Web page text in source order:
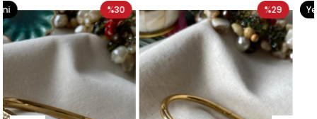
%29
Yeni
Ürün